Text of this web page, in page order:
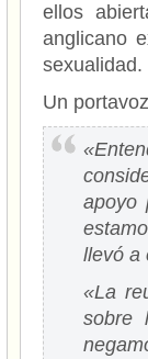
ellos
anglicano
sexualidad.
Un
apoyo
llevó a
«La
sobre